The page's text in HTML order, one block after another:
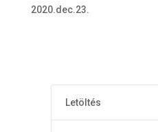
2020.dec.23.
Letöltés